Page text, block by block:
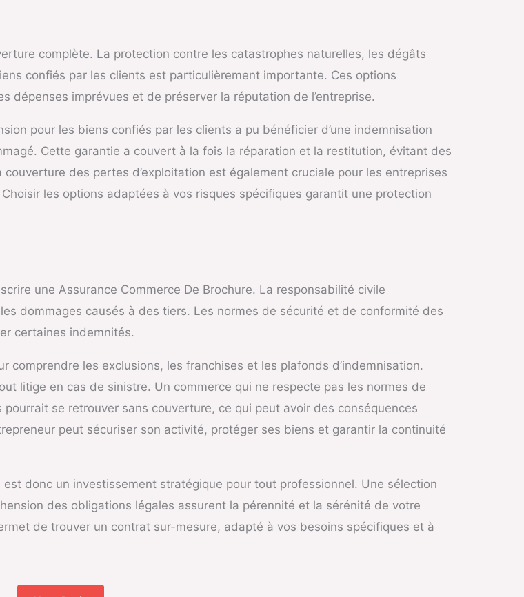
complète. La protection contre les catastrophes naturelles, les dégâts
confiés par les clients est particulièrement importante. Ces options
dépenses imprévues et de préserver la réputation de l’entreprise.
pour les biens confiés par les clients a pu bénéficier d’une indemnisation
Cette garantie a couvert à la fois la réparation et la restitution, évitant des
des pertes d’exploitation est également cruciale pour les entreprises
les options adaptées à vos risques spécifiques garantit une protection
une Assurance Commerce De Brochure. La responsabilité civile
dommages causés à des tiers. Les normes de sécurité et de conformité des
certaines indemnités.
les exclusions, les franchises et les plafonds d’indemnisation.
litige en cas de sinistre. Un commerce qui ne respecte pas les normes de
se retrouver sans couverture, ce qui peut avoir des conséquences
peut sécuriser son activité, protéger ses biens et garantir la continuité
donc un investissement stratégique pour tout professionnel. Une sélection
des obligations légales assurent la pérennité et la sérénité de votre
de trouver un contrat sur-mesure, adapté à vos besoins spécifiques et à